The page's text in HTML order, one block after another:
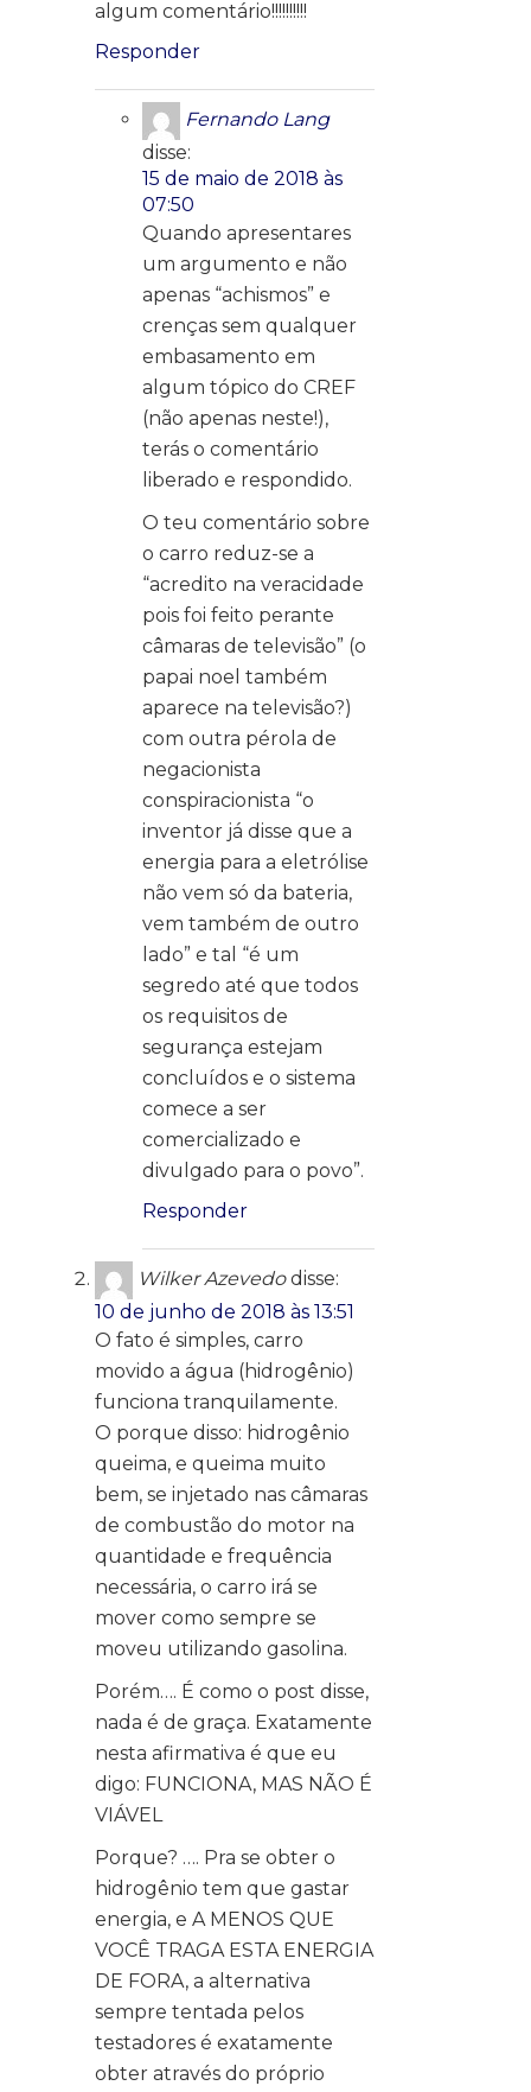
algum comentário!!!!!!!!!!
Responder
Fernando Lang
disse:
15 de maio de 2018 às
07:50
Quando apresentares
um argumento e não
apenas “achismos” e
crenças sem qualquer
embasamento em
algum tópico do CREF
(não apenas neste!),
terás o comentário
liberado e respondido.
O teu comentário sobre
o carro reduz-se a
“acredito na veracidade
pois foi feito perante
câmaras de televisão” (o
papai noel também
aparece na televisão?)
com outra pérola de
negacionista
conspiracionista “o
inventor já disse que a
energia para a eletrólise
não vem só da bateria,
vem também de outro
lado” e tal “é um
segredo até que todos
os requisitos de
segurança estejam
concluídos e o sistema
comece a ser
comercializado e
divulgado para o povo”.
Responder
Wilker Azevedo disse:
10 de junho de 2018 às 13:51
O fato é simples, carro
movido a água (hidrogênio)
funciona tranquilamente.
O porque disso: hidrogênio
queima, e queima muito
bem, se injetado nas câmaras
de combustão do motor na
quantidade e frequência
necessária, o carro irá se
mover como sempre se
moveu utilizando gasolina.
Porém…. É como o post disse,
nada é de graça. Exatamente
nesta afirmativa é que eu
digo: FUNCIONA, MAS NÃO É
VIÁVEL
Porque? …. Pra se obter o
hidrogênio tem que gastar
energia, e A MENOS QUE
VOCÊ TRAGA ESTA ENERGIA
DE FORA, a alternativa
sempre tentada pelos
testadores é exatamente
obter através do próprio